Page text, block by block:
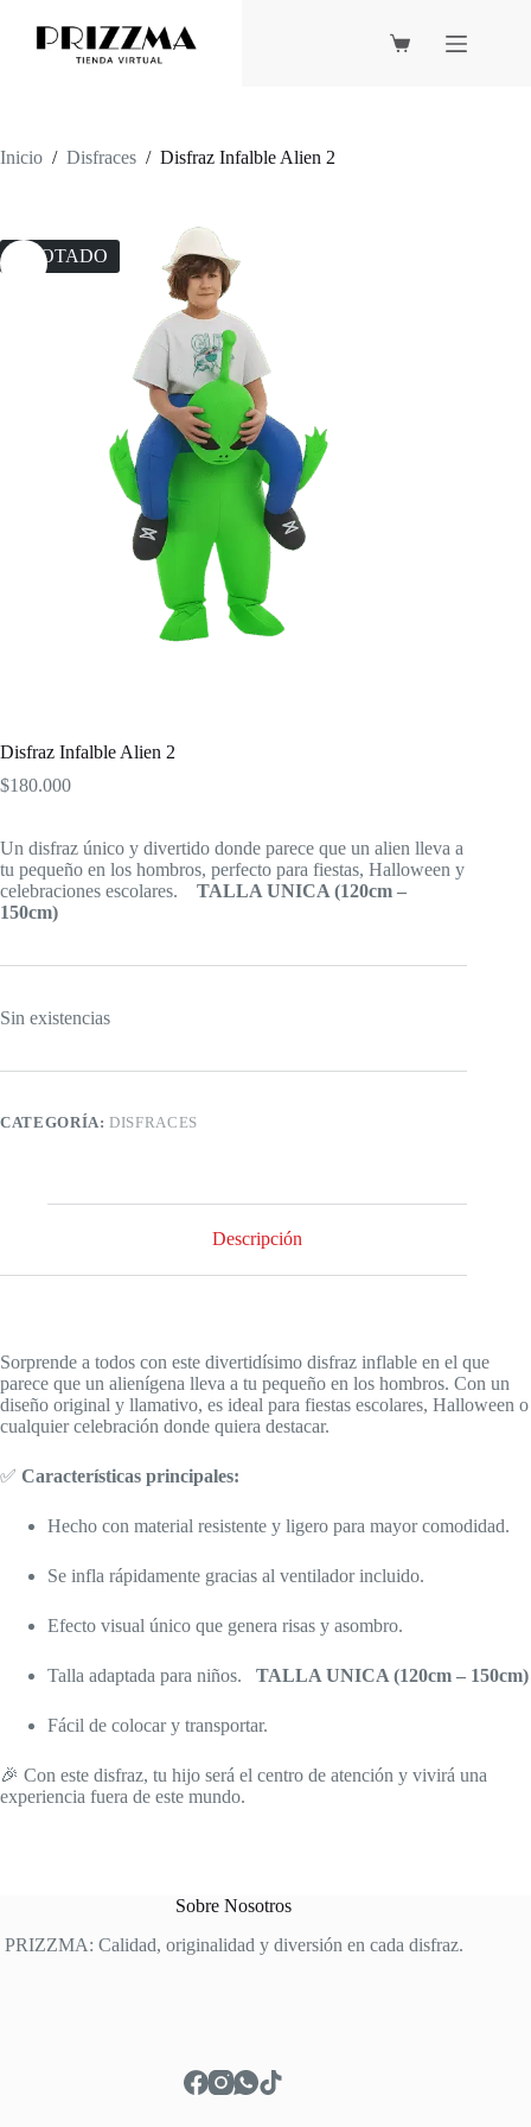
contenido
Carro
Inicio / Disfraces / Disfraz Infalble Alien 2
AGOTADO
Disfraz Infalble Alien 2
$180.000
Un disfraz único y divertido donde parece que un alien lleva a
tu pequeño en los hombros, perfecto para fiestas, Halloween y
celebraciones escolares. TALLA UNICA (120cm –
150cm)
Sin existencias
CATEGORÍA:DISFRACES
Descripción
Sorprende a todos con este divertidísimo disfraz inflable en el que
parece que un alienígena lleva a tu pequeño en los hombros. Con un
diseño original y llamativo, es ideal para fiestas escolares, Halloween o
cualquier celebración donde quiera destacar.
✅ Características principales:
Hecho con material resistente y ligero para mayor comodidad.
Se infla rápidamente gracias al ventilador incluido.
Efecto visual único que genera risas y asombro.
Talla adaptada para niños. TALLA UNICA (120cm – 150cm)
Fácil de colocar y transportar.
🎉 Con este disfraz, tu hijo será el centro de atención y vivirá una
experiencia fuera de este mundo.
Sobre Nosotros
PRIZZMA: Calidad, originalidad y diversión en cada disfraz.